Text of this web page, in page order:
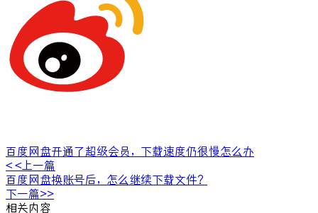
百度网盘开通了超级会员，下载速度仍很慢怎么办
< <上一篇
百度网盘换账号后，怎么继续下载文件？
下一篇>>
相关内容